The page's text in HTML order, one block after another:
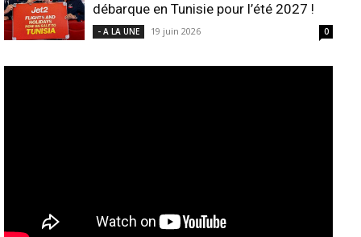
débarque en Tunisie pour l’été 2027 !
- A LA UNE 19 juin 2026 0